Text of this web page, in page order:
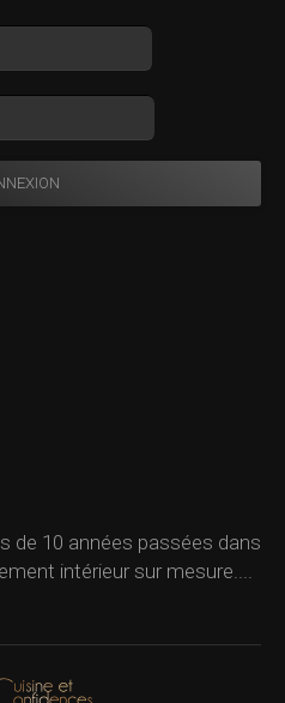
de 10 années passées dans
intérieur sur mesure....